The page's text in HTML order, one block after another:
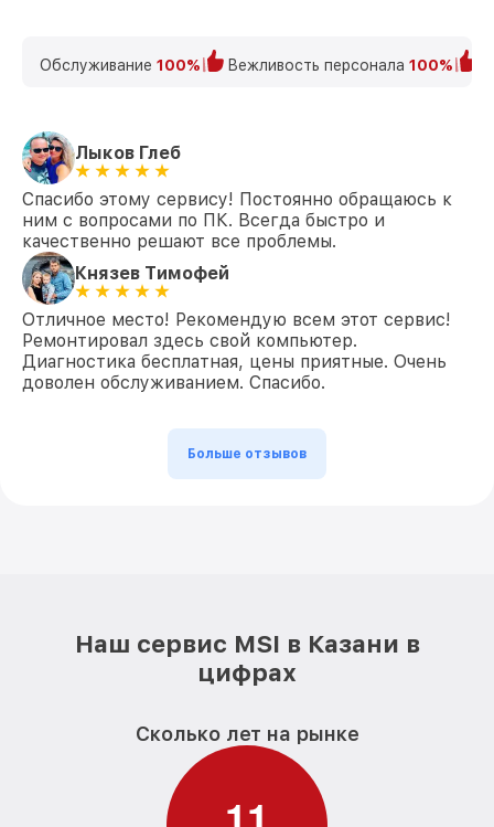
Обслуживание 100% Вежливость персонала 100%
Лыков Глеб
Спасибо этому сервису! Постоянно обращаюсь к
ним с вопросами по ПК. Всегда быстро и
качественно решают все проблемы.
Князев Тимофей
Отличное место! Рекомендую всем этот сервис!
Ремонтировал здесь свой компьютер.
Диагностика бесплатная, цены приятные. Очень
доволен обслуживанием. Спасибо.
Больше отзывов
Наш сервис MSI в Казани в
цифрах
Сколько лет на рынке